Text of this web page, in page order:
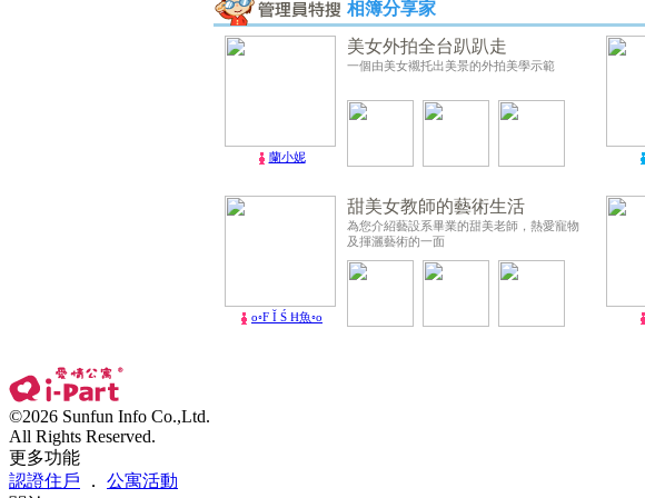
相簿分享家
蘭小妮
美女外拍全台趴趴走
一個由美女襯托出美景的外拍美學示範
o◦F Ĭ Ś Ħ魚◦o
甜美女教師的藝術生活
為您介紹藝設系畢業的甜美老師，熱愛寵物
及揮灑藝術的一面
©2026 Sunfun Info Co.,Ltd.
All Rights Reserved.
更多功能
認證住戶 ． 公寓活動